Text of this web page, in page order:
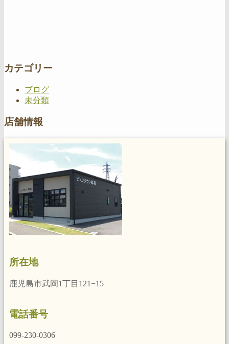
カテゴリー
ブログ
未分類
店舗情報
所在地
鹿児島市武岡1丁目121−15
電話番号
099-230-0306